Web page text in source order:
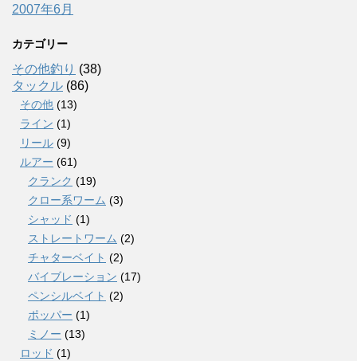
2007年6月
カテゴリー
その他釣り (38)
タックル (86)
その他 (13)
ライン (1)
リール (9)
ルアー (61)
クランク (19)
クロー系ワーム (3)
シャッド (1)
ストレートワーム (2)
チャターベイト (2)
バイブレーション (17)
ペンシルベイト (2)
ポッパー (1)
ミノー (13)
ロッド (1)